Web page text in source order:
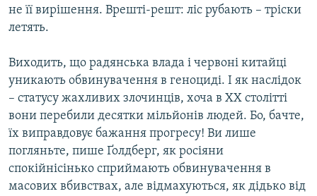
не її вирішення. Врешті-решт: ліс рубають – тріски
летять.
Виходить, що радянська влада і червоні китайці
уникають обвинувачення в геноциді. І як наслідок
– статусу жахливих злочинців, хоча в ХХ столітті
вони перебили десятки мільйонів людей. Бо, бачте,
їх виправдовує бажання прогресу! Ви лише
погляньте, пише Ґолдберг, як росіяни
спокійнісінько сприймають обвинувачення в
масових вбивствах, але відмахуються, як дідько від